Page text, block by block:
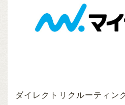
ダイレクトリクルーティン